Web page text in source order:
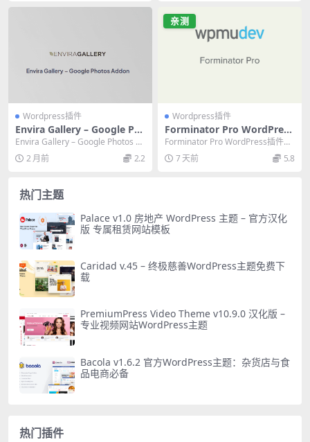
Wordpress插件
Envira Gallery – Google Ph
otos Addon 1.0.1 官方拓展
插件下载
Envira Gallery – Google Photos A
ddon是官方拓...
2 月前 2.2
亲测
Wordpress插件
Forminator Pro WordPress
插件完整评测：表单生成器终
极指南
Forminator Pro WordPress插件是
一款功能强大的表单构建器，...
7 天前 5.8
热门主题
Palace v1.0 房地产 WordPress 主题 – 官方汉化
版 专属租赁网站模板
Caridad v.45 – 终极慈善WordPress主题免费下
载
PremiumPress Video Theme v10.9.0 汉化版 –
专业视频网站WordPress主题
Bacola v1.6.2 官方WordPress主题：杂货店与食
品电商必备
热门插件